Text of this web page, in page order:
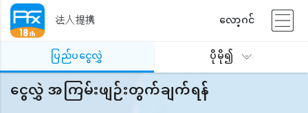
法人提携
လော့ဂင်
ပြည်ပငွေလွှဲ
ပိုမို၍
ငွေလွှဲ အကြမ်းဖျဉ်းတွက်ချက်ရန်